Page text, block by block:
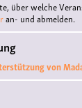
über welche
an- und abmelden.
von